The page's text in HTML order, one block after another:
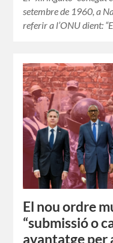
setembre de 1960, a
referir a l’ONU dient:
El nou ordre
“submissió o
avantatge per